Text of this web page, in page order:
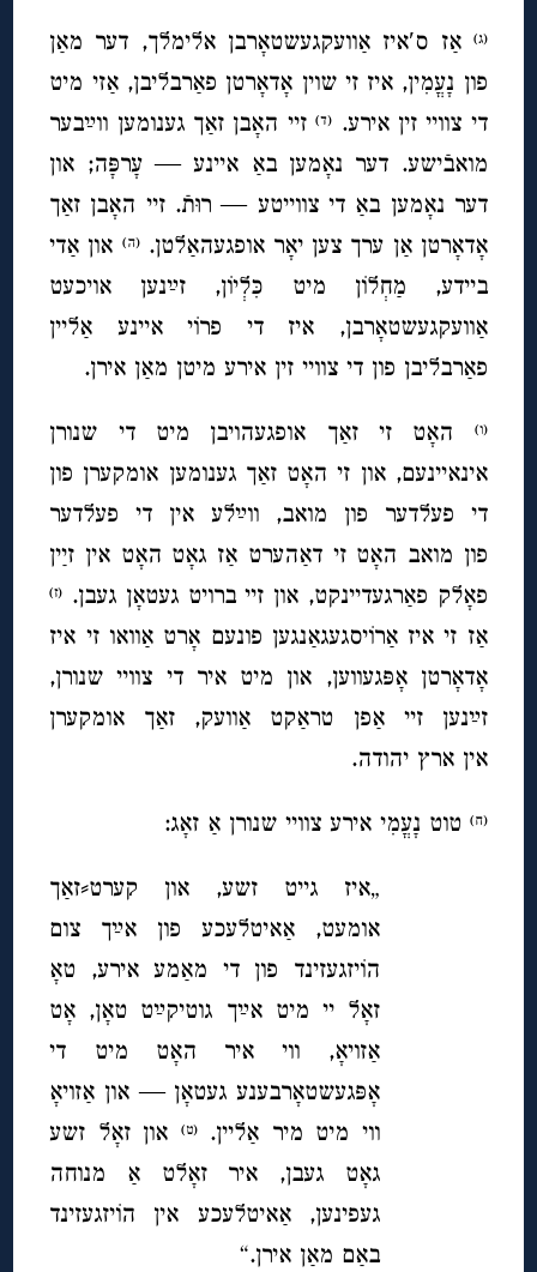
(ג)
אַז ס′איז אַוועקגעשטאָרבן אלימלך, דער מאַן
פון נָעֳמִין, איז זי שוין אָדאָרטן פאַרבליבן, אַזי מיט
די צוויי זין אירע. (ד)זיי האָבן זאַך גענומען ווײַבער
מואבֿישע. דער נאָמען באַ איינע — עָרפָּה; און
דער נאָמען באַ די צווייטע — רוּתֿ. זיי האָבן זאַך
אָדאָרטן אַן ערך צען יאָר אופגעהאַלטן.(ה) און אַדי
ביידע, מַחְלוֹן מיט כִּלְיוֹן, זײַנען אויכעט
אַוועקגעשטאָרבן, איז די פרוֹי איינע אַליין
פאַרבליבן פון די צוויי זין אירע מיטן מאַן אירן.
(ו)
האָט זי זאַך אופגעהויבן מיט די שנורן
אינאיינעם, און זי האָט זאַך גענומען אומקערן פון
די פעלדער פון מואב, ווײַלע אין די פעלדער
פון מואב האָט זי דאַהערט אַז גאָט האָט אין זײַן
פאָלק פאַרגעדיינקט, און זיי ברויט געטאָן געבן. (ז)
אַז זי איז אַרוֹיסגעגאַנגען פונעם אָרט אַוואו זי איז
אָדאָרטן אָפּגעווען, און מיט איר די צוויי שנורן,
זײַנען זיי אַפן טראַקט אַוועק, זאַך אומקערן
אין ארץ יהודה.
(ח) טוט נָעֳמִי אירע צוויי שנורן אַ זאָג:
„איז גייט זשע, און קערט⸗זאַך
אומעט, אַאיטלעכע פון אײַך צום
הוֹיזגעזינד פון די מאַמע אירע, טאָ
זאָל יי מיט אײַך גוטיקײַט טאָן, אָט
אַזויאָ, ווי איר האָט מיט די
אָפּגעשטאָרבענע געטאָן — און אַזויאָ
ווי מיט מיר אַליין.(ט)
און זאָל זשע
גאָט געבן, איר זאָלט אַ מנוחה
געפינען, אַאיטלעכע אין הוֹיזגעזינד
באַם מאַן אירן.“